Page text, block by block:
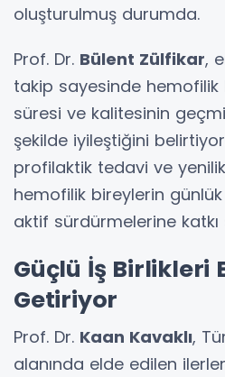
oluşturulmuş durumda.
Prof. Dr. Bülent Zülfikar,
takip sayesinde
süresi ve kalitesinin
şekilde iyileştiğini
profilaktik tedavi ve
hemofilik bireylerin günlük
aktif sürdürmelerine katkı
Güçlü İş Birlikleri
Getiriyor
Prof. Dr. Kaan Kavaklı,
alanında elde edilen